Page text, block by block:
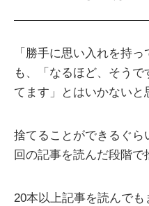
「勝手に思い入れを持
も、「なるほど、そう
てます」とはいかないと
捨てることができるぐら
回の記事を読んだ段階で
20本以上記事を読んで